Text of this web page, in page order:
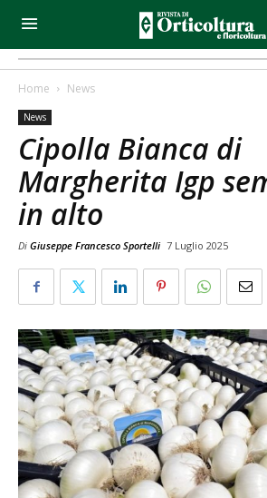
Home News
News
Cipolla Bianca di
Margherita Igp
in alto
Di Giuseppe Francesco Sportelli 7 Luglio 2025